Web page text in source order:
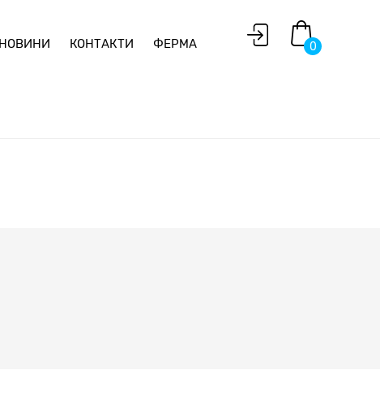
0
НОВИНИ КОНТАКТИ ФЕРМА